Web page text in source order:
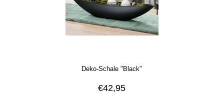
Deko-Schale "Black"
€42,95